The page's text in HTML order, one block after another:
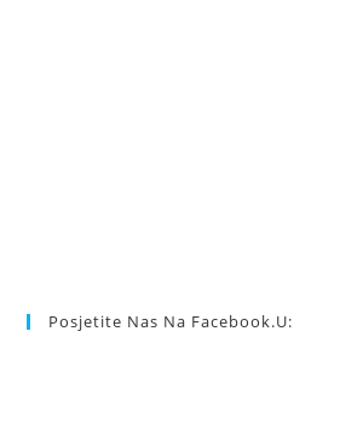
Posjetite Nas Na Facebook.u: